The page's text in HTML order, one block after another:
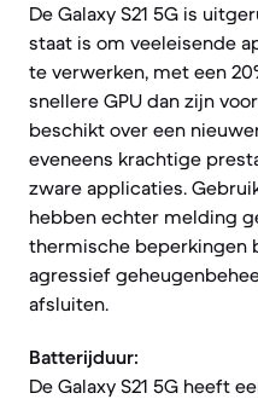
De Galaxy S21 5G is
staat is om veeleisende
te verwerken, met een
snellere GPU dan zijn
beschikt over een
eveneens krachtige
zware applicaties.
hebben echter melding
thermische beperkingen
agressief
afsluiten.
Batterijduur:
De Galaxy S21 5G heeft